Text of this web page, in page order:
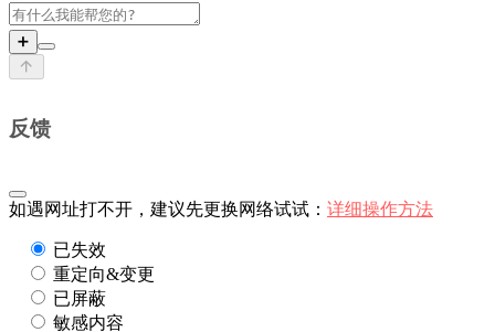
➕
反馈
如遇网址打不开，建议先更换网络试试： 详细操作方法
已失效
重定向&变更
已屏蔽
敏感内容